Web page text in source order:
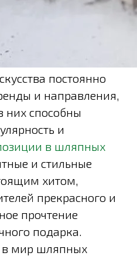
постоянно
и направления,
них способны
и
в шляпных
и стильные
хитом,
прекрасного и
прочтение
подарка.
в мир шляпных